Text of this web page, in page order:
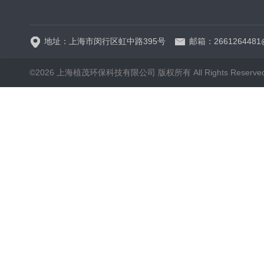
地址：上海市闵行区虹中路395号 邮箱：
©2026 上海植茂环保科技有限公司 版权所有 All Rights